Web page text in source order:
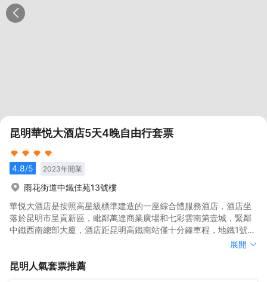
昆明華悦大酒店5天4晚自由行套票
4.8/5 2023年開業
雨花街道中鐵佳苑13號樓
華悦大酒店是按照高星級標準建造的一座綜合體服務酒店，酒店坐
落於昆明市呈貢新區，毗鄰萬達商業廣場和七彩雲南第壹城，緊鄰
中鐵西南總部大廈，酒店距昆明高鐵南站僅十分鐘車程，地鐵1號，
2號，4號線直達(聯大街站D出口)，可方便往返市中心、機場、車站
顯與靜怡舒適和諧相擁；入住行政樓層，還可享受到免費早餐，晚
華悦大酒店是按照高星級標準建造的一座綜合體服務酒店，酒店坐
中鐵西南總部大廈，酒店距昆明高鐵南站僅十分鐘車程，地鐵1號，
展開
昆明 人氣套票推薦